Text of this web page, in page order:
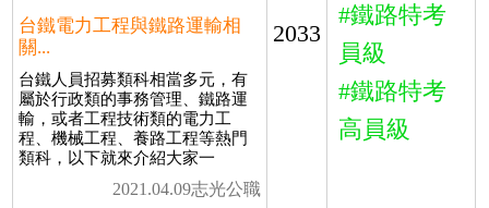
台鐵電力工程與鐵路運輸相
關...
台鐵人員招募類科相當多元，有
屬於行政類的事務管理、鐵路運
輸，或者工程技術類的電力工
程、機械工程、養路工程等熱門
類科，以下就來介紹大家一
2021.04.09志光公職
2033
#鐵路特考
員級
#鐵路特考
高員級